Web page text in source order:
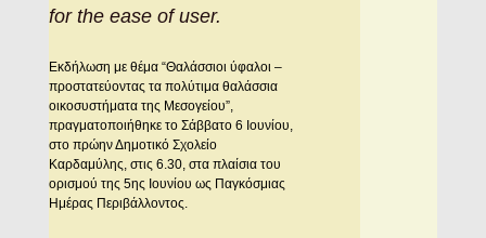
for the ease of user.
Εκδήλωση με θέμα “Θαλάσσιοι ύφαλοι –
προστατεύοντας τα πολύτιμα θαλάσσια
οικοσυστήματα της Μεσογείου”,
πραγματοποιήθηκε το Σάββατο 6 Ιουνίου,
στο πρώην Δημοτικό Σχολείο
Καρδαμύλης, στις 6.30, στα πλαίσια του
ορισμού της 5ης Ιουνίου ως Παγκόσμιας
Ημέρας Περιβάλλοντος.